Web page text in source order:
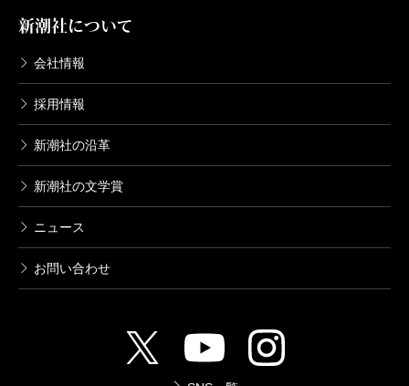
新潮社について
会社情報
採用情報
新潮社の沿革
新潮社の文学賞
ニュース
お問い合わせ